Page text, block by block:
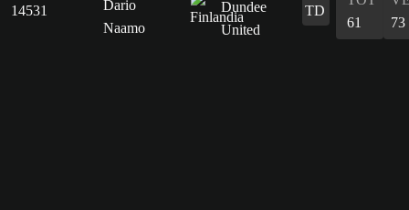
14531
Dario
Naamo
TD
61
73